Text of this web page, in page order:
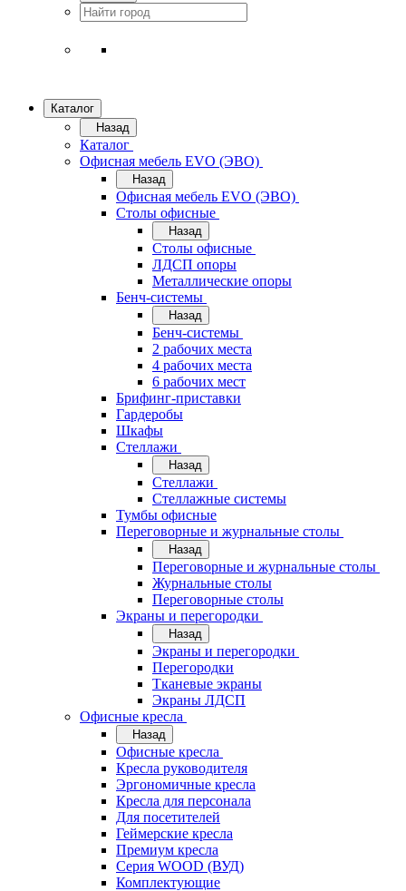
Каталог
Назад
Каталог
Офисная мебель EVO (ЭВО)
Назад
Офисная мебель EVO (ЭВО)
Cтолы офисные
Назад
Cтолы офисные
ЛДСП опоры
Металлические опоры
Бенч-системы
Назад
Бенч-системы
2 рабочих места
4 рабочих места
6 рабочих мест
Брифинг-приставки
Гардеробы
Шкафы
Стеллажи
Назад
Стеллажи
Стеллажные системы
Тумбы офисные
Переговорные и журнальные столы
Назад
Переговорные и журнальные столы
Журнальные столы
Переговорные столы
Экраны и перегородки
Назад
Экраны и перегородки
Перегородки
Тканевые экраны
Экраны ЛДСП
Офисные кресла
Назад
Офисные кресла
Кресла руководителя
Эргономичные кресла
Кресла для персонала
Для посетителей
Геймерские кресла
Премиум кресла
Серия WOOD (ВУД)
Комплектующие